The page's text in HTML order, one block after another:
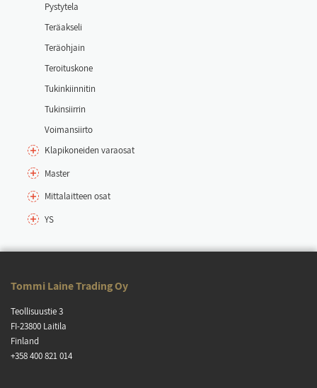
Pys­ty­te­la
Te­räak­se­li
Te­räoh­jain
Te­roi­tus­ko­ne
Tu­kin­kiin­ni­tin
Tu­kin­siir­rin
Voi­man­siir­to
Kla­pi­ko­nei­den va­rao­sat
Mas­ter
Mit­ta­lait­teen osat
YS
Tom­mi Lai­ne Tra­ding Oy
Teol­li­suus­tie 3
FI-23800 Lai­ti­la
Fin­land
+358 400 821 014